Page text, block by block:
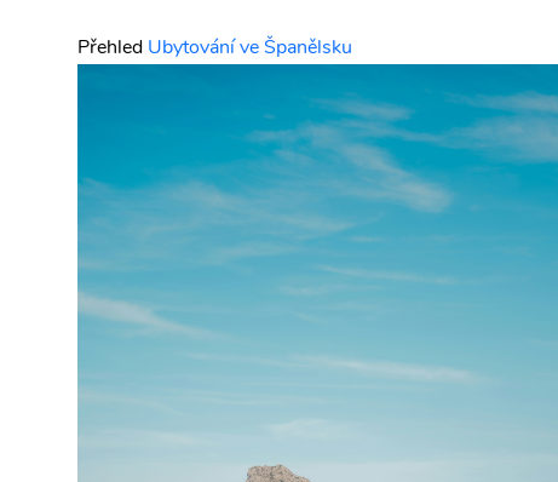
Přehled Ubytování ve Španělsku